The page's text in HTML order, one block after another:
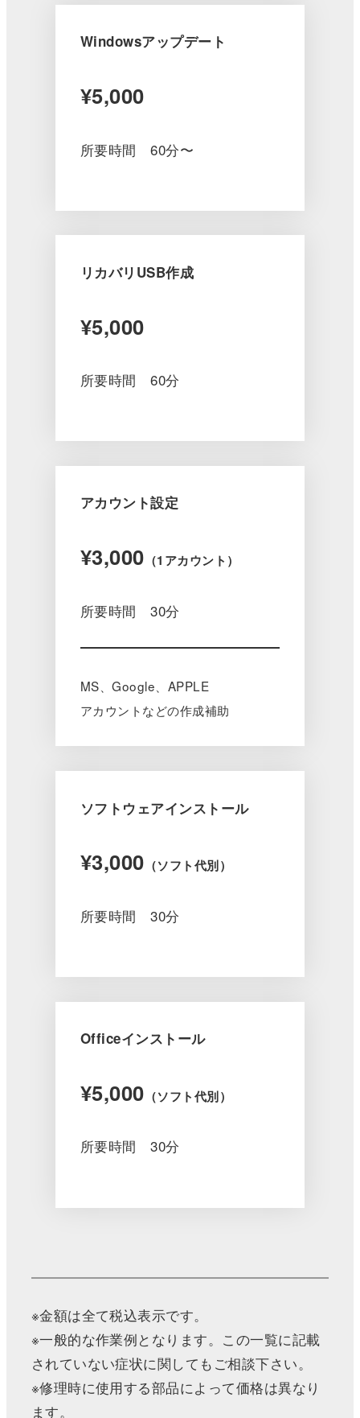
Windowsアップデート
¥5,000
所要時間 60分〜
リカバリUSB作成
¥5,000
所要時間 60分
アカウント設定
¥3,000 （1アカウント）
所要時間 30分
MS、Google、APPLE
アカウントなどの作成補助
ソフトウェアインストール
¥3,000 （ソフト代別）
所要時間 30分
Officeインストール
¥5,000 （ソフト代別）
所要時間 30分
※金額は全て税込表示です。
※一般的な作業例となります。この一覧に記載
されていない症状に関してもご相談下さい。
※修理時に使用する部品によって価格は異なり
ます。